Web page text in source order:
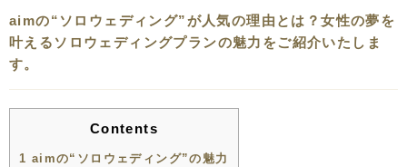
aimの“ソロウェディング”が人気の理由とは？女性の夢を
叶えるソロウェディングプランの魅力をご紹介いたしま
す。
Contents
1 aimの“ソロウェディング”の魅力